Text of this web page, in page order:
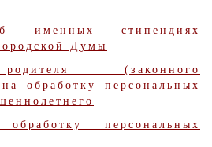
именных стипендиях
Думы
(законного
обработку персональных
персональных